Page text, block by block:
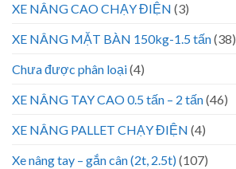
XE NÂNG CAO CHẠY ĐIỆN (3)
XE NÂNG MẶT BÀN 150kg-1.5 tấn(38)
Chưa được phân loại(4)
XE NÂNG TAY CAO 0.5 tấn – 2 tấn(46)
XE NÂNG PALLET CHẠY ĐIỆN (4)
Xe nâng tay – gắn cân (2t, 2.5t)(107)